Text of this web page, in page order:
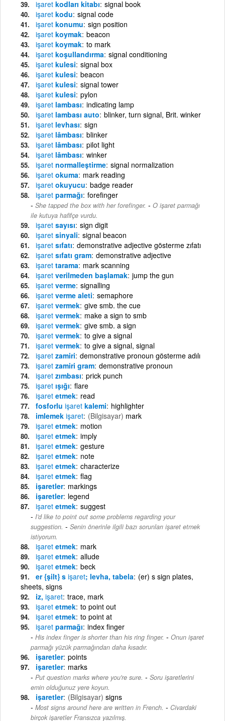
işaret kodları kitabı signal book
işaret kodu signal code
işaret konumu sign position
işaret koymak beacon
işaret koymak to mark
işaret koşullandırma signal conditioning
işaret kulesi signal box
işaret kulesi beacon
işaret kulesi signal tower
işaret kulesi pylon
işaret lambası indicating lamp
işaret lambası auto blinker, turn signal, Brit. winker
işaret levhası sign
işaret lâmbası blinker
işaret lâmbası pilot light
işaret lâmbası winker
işaret normalleştirme signal normalization
işaret okuma mark reading
işaret okuyucu badge reader
işaret parmağı forefinger
She tapped the box with her forefinger. - O işaret parmağı
ile kutuya hafifçe vurdu.
işaret sayısı sign digit
işaret sinyali signal beacon
işaret sıfatı demonstrative adjective gösterme zıfatı
işaret sıfatı gram demonstrative adjective
işaret tarama mark scanning
işaret verilmeden başlamak jump the gun
işaret verme signalling
işaret verme aleti semaphore
işaret vermek give smb. the cue
işaret vermek make a sign to smb
işaret vermek give smb. a sign
işaret vermek to give a signal
işaret vermek to give a signal, signal
işaret zamiri demonstrative pronoun gösterme adılı
işaret zamiri gram demonstrative pronoun
işaret zımbası prick punch
işaret ışığı flare
işaret etmek read
fosforlu işaret kalemi highlighter
imlemek işaret (Bilgisayar) mark
işaret etmek motion
işaret etmek imply
işaret etmek gesture
işaret etmek note
işaret etmek characterize
işaret etmek flag
işaretler markings
işaretler legend
işaret etmek suggest
I'd like to point out some problems regarding your
suggestion. - Senin önerinle ilgili bazı sorunları işaret etmek
istiyorum.
işaret etmek mark
işaret etmek allude
işaret etmek beck
er {şilt} s işaret; levha, tabela (er) s sign plates,
sheets, signs
iz, işaret trace, mark
işaret etmek to point out
işaret etmek to point at
işaret parmağı index finger
His index finger is shorter than his ring finger. - Onun işaret
parmağı yüzük parmağından daha kısadır.
işaretler points
işaretler marks
Put question marks where you're sure. - Soru işaretlerini
emin olduğunuz yere koyun.
işaretler (Bilgisayar) signs
Most signs around here are written in French. - Civardaki
birçok işaretler Fransızca yazılmış.